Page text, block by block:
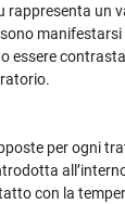
rappresenta un
essere
per ogni
con la